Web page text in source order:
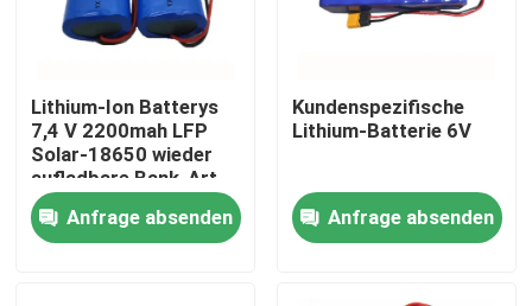
Haus
Produkte
Lithium-Ion Batterys
7,4 V 2200mah LFP
Solar-18650 wieder
aufladbare Bank-Art
Anfrage absenden
Kundenspezifische
Lithium-Batterie 6V
Anfrage absenden